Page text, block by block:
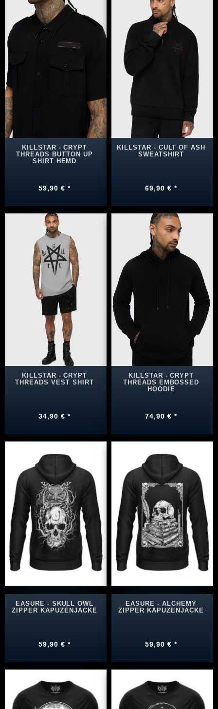
KILLSTAR - CRYPT
THREADS BUTTON UP
SHIRT HEMD
59,90 € *
KILLSTAR - CULT OF ASH
SWEATSHIRT
69,90 € *
KILLSTAR - CRYPT
THREADS VEST SHIRT
34,90 € *
KILLSTAR - CRYPT
THREADS EMBOSSED
HOODIE
74,90 € *
EASURE - SKULL OWL
ZIPPER KAPUZENJACKE
59,90 € *
EASURE - ALCHEMY
ZIPPER KAPUZENJACKE
59,90 € *